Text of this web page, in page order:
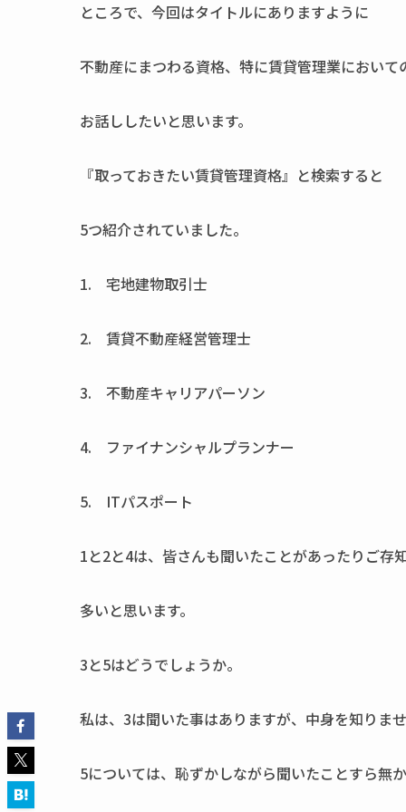
ところで、今回はタイトルにありますように
不動産にまつわる資格、特に賃貸管理業において
お話ししたいと思います。
『取っておきたい賃貸管理資格』と検索すると
5つ紹介されていました。
1. 宅地建物取引士
2. 賃貸不動産経営管理士
3. 不動産キャリアパーソン
4. ファイナンシャルプランナー
5. ITパスポート
1と2と4は、皆さんも聞いたことがあったりご存
多いと思います。
3と5はどうでしょうか。
私は、3は聞いた事はありますが、中身を知りませ
5については、恥ずかしながら聞いたことすら無か